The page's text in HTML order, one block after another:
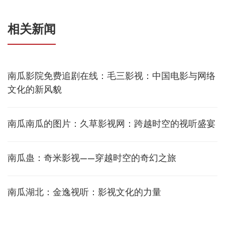
相关新闻
南瓜影院免费追剧在线：毛三影视：中国电影与网络
文化的新风貌
南瓜南瓜的图片：久草影视网：跨越时空的视听盛宴
南瓜蛊：奇米影视——穿越时空的奇幻之旅
南瓜湖北：金逸视听：影视文化的力量